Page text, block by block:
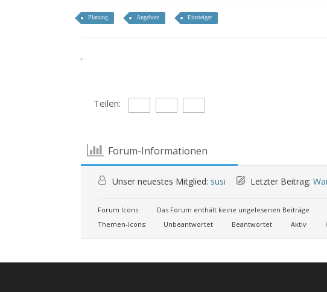
Planung Angebote Einsteiger
Teilen:
Forum-Informationen
Unser neuestes Mitglied: susi Letzter Beitrag:
Forum Icons: Das Forum enthält keine ungelesenen Beiträge
Themen-Icons:
Unbeantwortet Beantwortet Aktiv